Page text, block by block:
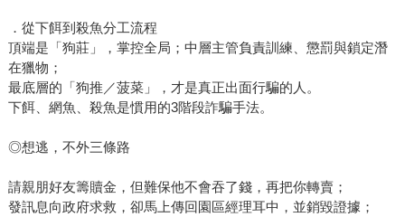
．從下餌到殺魚分工流程
頂端是「狗莊」，掌控全局；中層主管負責訓練、懲罰與鎖定潛
在獵物；
最底層的「狗推／菠菜」，才是真正出面行騙的人。
下餌、網魚、殺魚是慣用的3階段詐騙手法。
◎想逃，不外三條路
請親朋好友籌贖金，但難保他不會吞了錢，再把你轉賣；
發訊息向政府求救，卻馬上傳回園區經理耳中，並銷毀證據；